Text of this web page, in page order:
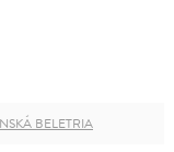
BELETRIA